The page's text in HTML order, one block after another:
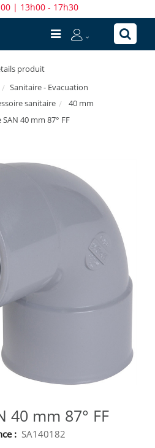
| 13h00 - 17h30
produit
Sanitaire - Evacuation
sanitaire
40 mm
40 mm 87° FF
40 mm 87° FF
: SA140182